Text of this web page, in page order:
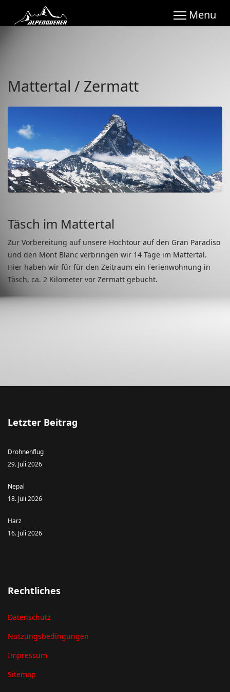
Mattertal / Zermatt
Täsch im Mattertal
Zur Vorbereitung auf unsere Hochtour auf den Gran Paradiso
und den Mont Blanc verbringen wir 14 Tage im Mattertal.
Hier haben wir für für den Zeitraum ein Ferienwohnung in
Täsch, ca. 2 Kilometer vor Zermatt gebucht.
Letzter Beitrag
Drohnenflug
29. Juli 2026
Nepal
18. Juli 2026
Harz
16. Juli 2026
Rechtliches
Datenschutz
Nutzungsbedingungen
Impressum
Sitemap